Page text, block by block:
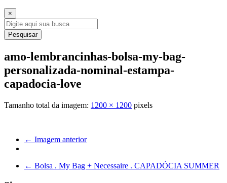
×
Pesquisar
amo-lembrancinhas-bolsa-my-bag-
personalizada-nominal-estampa-
capadocia-love
Tamanho total da imagem: 1200 × 1200 pixels
← Imagem anterior
← Bolsa . My Bag + Necessaire . CAPADÓCIA SUMMER